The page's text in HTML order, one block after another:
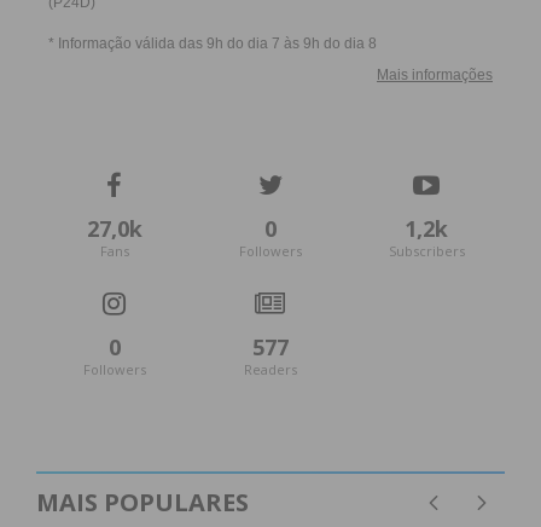
27,0k
Fans
0
Followers
1,2k
Subscribers
0
Followers
577
Readers
MAIS POPULARES